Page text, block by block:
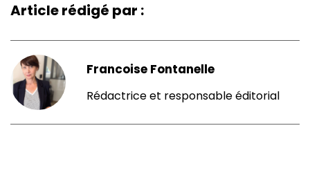
Article rédigé par :
Francoise Fontanelle
Rédactrice et responsable éditorial